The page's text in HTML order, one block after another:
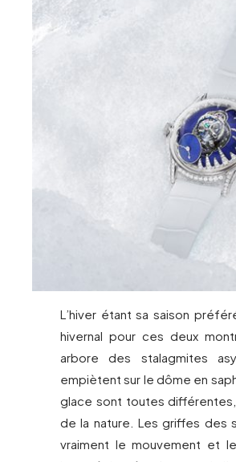
L’hiver étant sa saison
hivernal pour ces deux
arbore des stalagmites
empiètent sur le dôme en
glace sont toutes
de la nature. Les griffes des
vraiment le mouvement et